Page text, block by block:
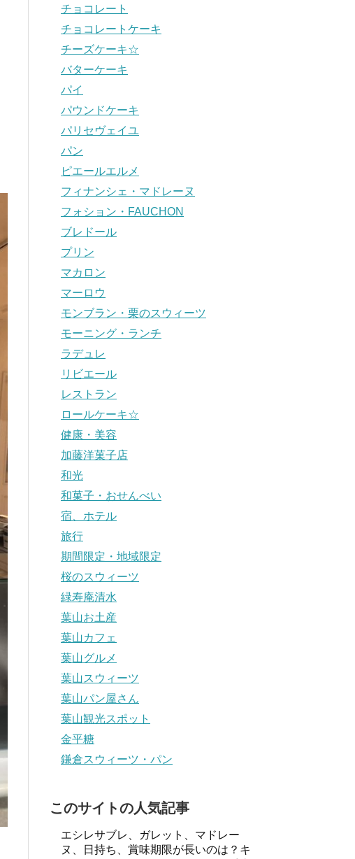
チョコレート
チョコレートケーキ
チーズケーキ☆
バターケーキ
パイ
パウンドケーキ
パリセヴェイユ
パン
ピエールエルメ
フィナンシェ・マドレーヌ
フォション・FAUCHON
ブレドール
プリン
マカロン
マーロウ
モンブラン・栗のスウィーツ
モーニング・ランチ
ラデュレ
リビエール
レストラン
ロールケーキ☆
健康・美容
加藤洋菓子店
和光
和菓子・おせんべい
宿、ホテル
旅行
期間限定・地域限定
桜のスウィーツ
緑寿庵清水
葉山お土産
葉山カフェ
葉山グルメ
葉山スウィーツ
葉山パン屋さん
葉山観光スポット
金平糖
鎌倉スウィーツ・パン
このサイトの人気記事
エシレサブレ、ガレット、マドレー
ヌ、日持ち、賞味期限が長いのは？キ